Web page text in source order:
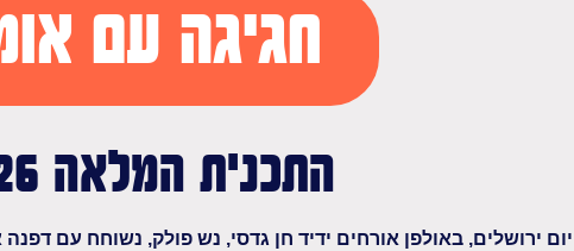
חגיגה עם
התכנית המלאה 17.5.26
ירושלים, באולפן אורחים ידיד חן גדסי, נש פולק, נשוחח עם